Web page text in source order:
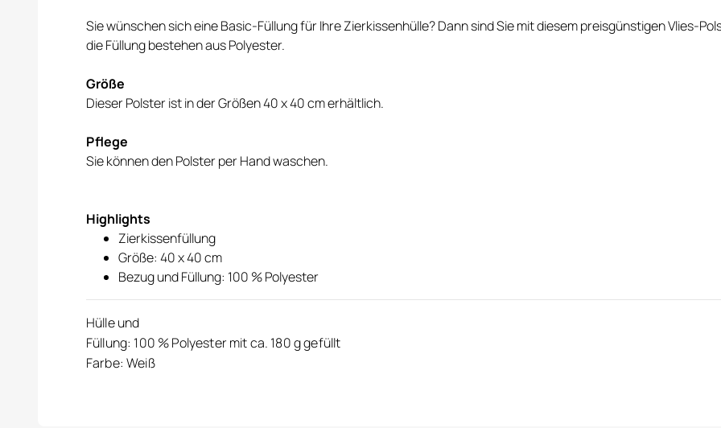
Sie wünschen sich eine Basic-Füllung für Ihre Zierkissenhülle? Dann sind Sie mit diesem preisgünstigen Vlies-
die Füllung bestehen aus Polyester.
Größe
Dieser Polster ist in der Größen 40 x 40 cm erhältlich.
Pflege
Sie können den Polster per Hand waschen.
Highlights
Zierkissenfüllung
Größe: 40 x 40 cm
Bezug und Füllung: 100 % Polyester
Hülle und
Füllung: 100 % Polyester mit ca. 180 g gefüllt
Farbe: Weiß